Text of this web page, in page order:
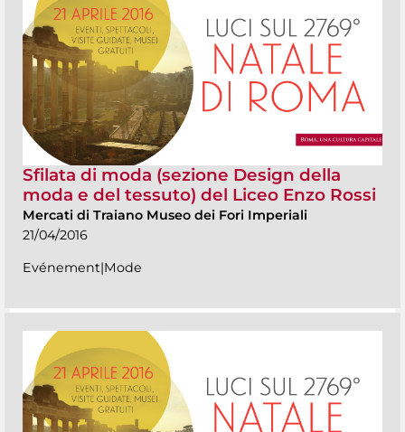
Sfilata di moda (sezione Design della
moda e del tessuto) del Liceo Enzo Rossi
Mercati di Traiano Museo dei Fori Imperiali
21/04/2016
Evénement|Mode